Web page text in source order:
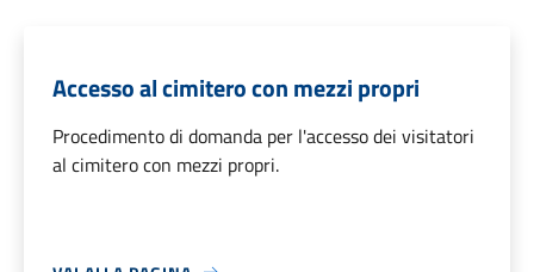
Accesso al cimitero con mezzi propri
Procedimento di domanda per l'accesso dei visitatori
al cimitero con mezzi propri.